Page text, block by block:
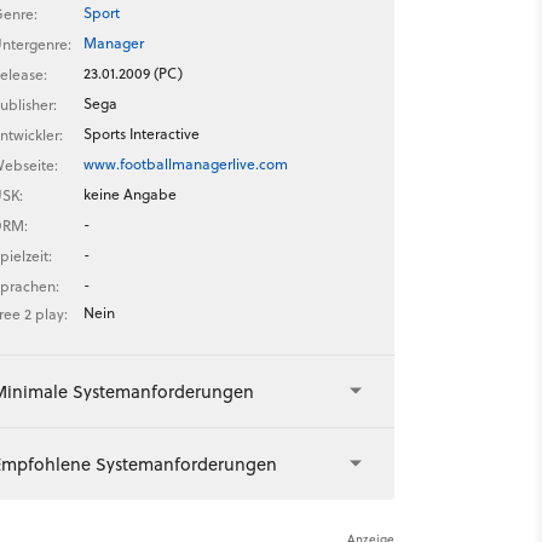
Sport
Manager
23.01.2009 (PC)
Sega
Sports Interactive
www.footballmanagerlive.com
keine Angabe
-
-
-
2 play:
Nein
Systemanforderungen
Systemanforderungen